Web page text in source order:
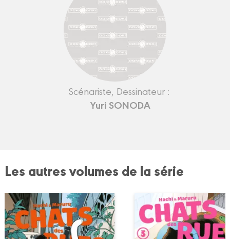
Scénariste, Dessinateur :
Yuri SONODA
Les autres volumes de la série